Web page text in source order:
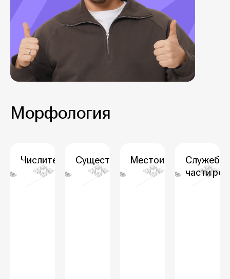
Морфология
ЧислительныеСуществительныеМестоимения
части